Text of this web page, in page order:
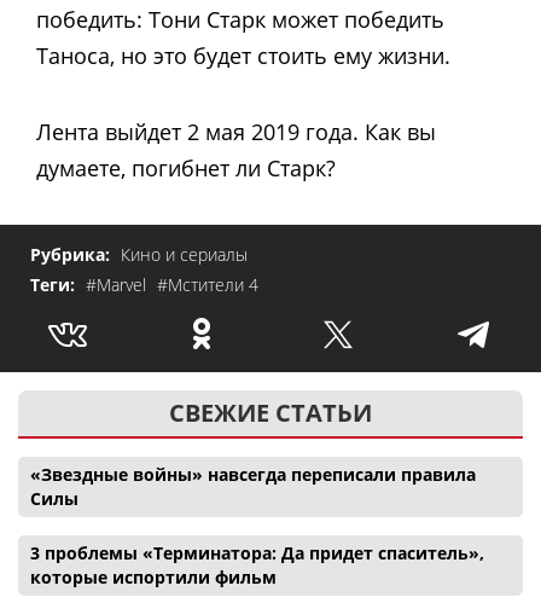
победить: Тони Старк может победить
Таноса, но это будет стоить ему жизни.
Лента выйдет 2 мая 2019 года. Как вы
думаете, погибнет ли Старк?
Рубрика: Кино и сериалы
Теги: #Marvel #Мстители 4
СВЕЖИЕ СТАТЬИ
«Звездные войны» навсегда переписали правила
Силы
3 проблемы «Терминатора: Да придет спаситель»,
которые испортили фильм